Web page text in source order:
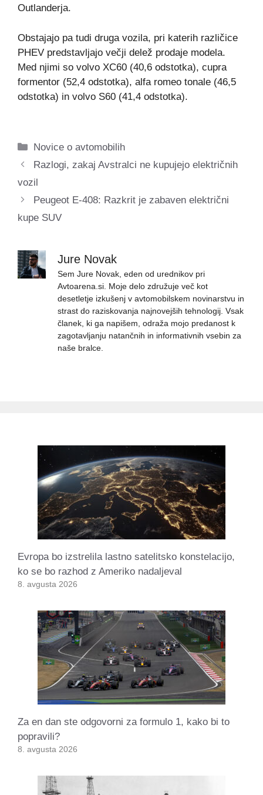
Outlanderja.
Obstajajo pa tudi druga vozila, pri katerih različice
PHEV predstavljajo večji delež prodaje modela.
Med njimi so volvo XC60 (40,6 odstotka), cupra
formentor (52,4 odstotka), alfa romeo tonale (46,5
odstotka) in volvo S60 (41,4 odstotka).
Categories
Novice o avtomobilih
Razlogi, zakaj Avstralci ne kupujejo električnih
vozil
Peugeot E-408: Razkrit je zabaven električni
kupe SUV
Jure Novak
Sem Jure Novak, eden od urednikov pri
Avtoarena.si. Moje delo združuje več kot
desetletje izkušenj v avtomobilskem novinarstvu in
strast do raziskovanja najnovejših tehnologij. Vsak
članek, ki ga napišem, odraža mojo predanost k
zagotavljanju natančnih in informativnih vsebin za
naše bralce.
Evropa bo izstrelila lastno satelitsko konstelacijo,
ko se bo razhod z Ameriko nadaljeval
8. avgusta 2026
Za en dan ste odgovorni za formulo 1, kako bi to
popravili?
8. avgusta 2026